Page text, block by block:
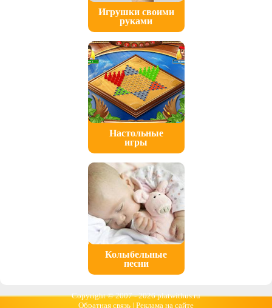
Игрушки своими
руками
Настольные
игры
Колыбельные
песни
Copyright © 2007 -2026 platwithus.ru
Обратная связь | Реклама на сайте